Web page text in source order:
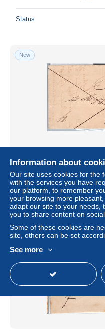
Status
New
Deutsches
±
Status
New
Information about
Our site uses cookies for the
with the services you have
our platform, to remember
your browsing more
adapt our site to your needs,
you to share content on social
Some of these cookies are
site, others can be set
See more